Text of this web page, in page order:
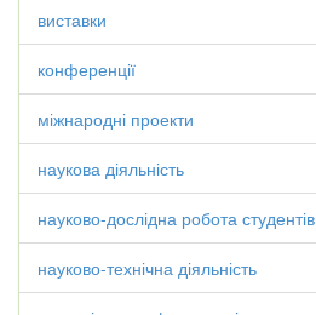
виставки
конференції
міжнародні проекти
наукова діяльність
науково-дослідна робота студентів
науково-технічна діяльність